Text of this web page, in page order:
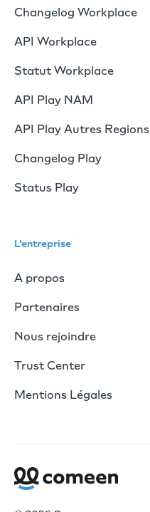
Changelog Workplace
API Workplace
Statut Workplace
API Play NAM
API Play Autres Regions
Changelog Play
Status Play
L'entreprise
A propos
Partenaires
Nous rejoindre
Trust Center
Mentions Légales